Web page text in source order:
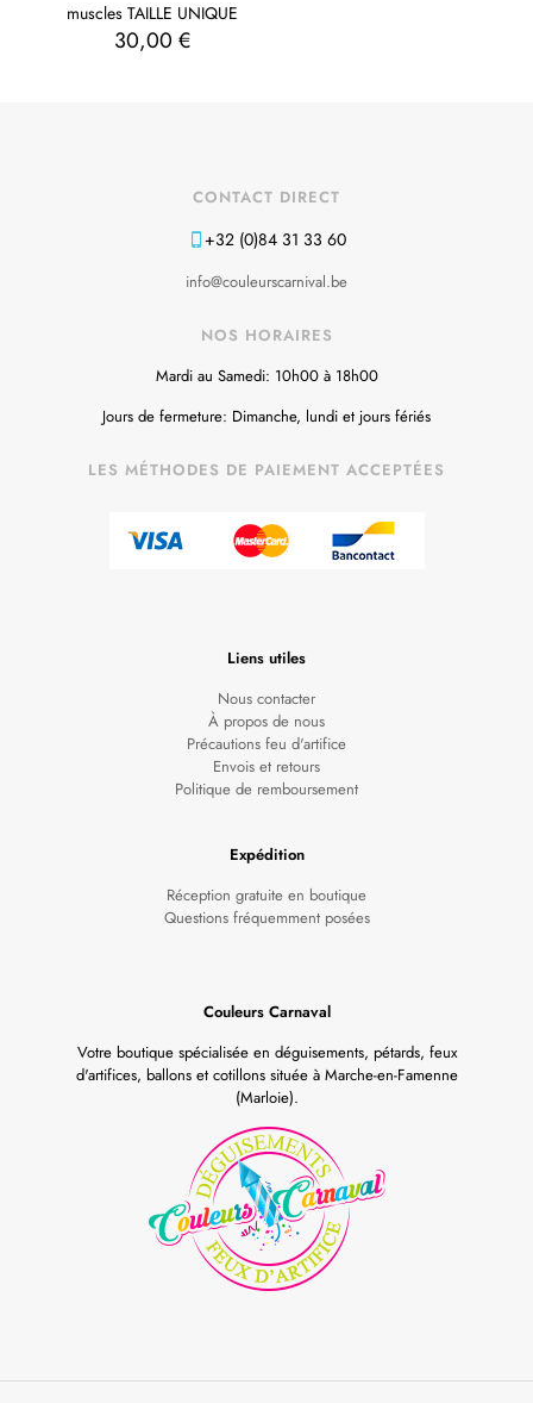
muscles TAILLE UNIQUE
30,00€
CONTACT DIRECT
+32 (0)84 31 33 60
info@couleurscarnival.be
NOS HORAIRES
Mardi au Samedi: 10h00 à 18h00
Jours de fermeture: Dimanche, lundi et jours fériés
LES MÉTHODES DE PAIEMENT ACCEPTÉES
Liens utiles
Nous contacter
À propos de nous
Précautions feu d'artifice
Envois et retours
Politique de remboursement
Expédition
Réception gratuite en boutique
Questions fréquemment posées
Couleurs Carnaval
Votre boutique spécialisée en déguisements, pétards, feux
d'artifices, ballons et cotillons située à Marche-en-Famenne
(Marloie).